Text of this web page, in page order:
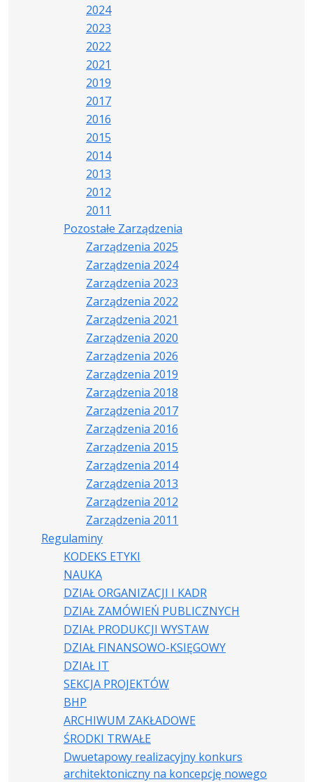
2024
2023
2022
2021
2019
2017
2016
2015
2014
2013
2012
2011
Pozostałe Zarządzenia
Zarządzenia 2025
Zarządzenia 2024
Zarządzenia 2023
Zarządzenia 2022
Zarządzenia 2021
Zarządzenia 2020
Zarządzenia 2026
Zarządzenia 2019
Zarządzenia 2018
Zarządzenia 2017
Zarządzenia 2016
Zarządzenia 2015
Zarządzenia 2014
Zarządzenia 2013
Zarządzenia 2012
Zarządzenia 2011
Regulaminy
KODEKS ETYKI
NAUKA
DZIAŁ ORGANIZACJI I KADR
DZIAŁ ZAMÓWIEŃ PUBLICZNYCH
DZIAŁ PRODUKCJI WYSTAW
DZIAŁ FINANSOWO-KSIĘGOWY
DZIAŁ IT
SEKCJA PROJEKTÓW
BHP
ARCHIWUM ZAKŁADOWE
ŚRODKI TRWAŁE
Dwuetapowy realizacyjny konkurs
architektoniczny na koncepcję nowego